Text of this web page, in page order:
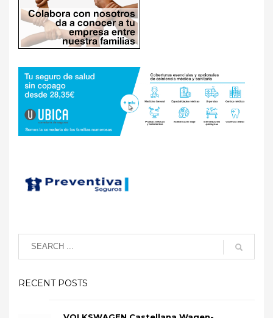
RECENT POSTS